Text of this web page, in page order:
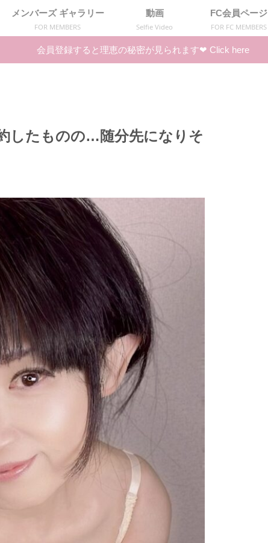
メンバーズ ギャラリー
FOR MEMBERS
動画
Selfie Video
FC会員ページ
FOR FC MEMBERS
会員登録すると理恵の秘密が見られます❤︎ Click here
したものの…随分先になりそ